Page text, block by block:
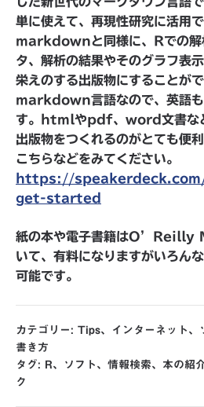
単に使えて、再現性研究に活用
markdownと同様に、Rでの解
タ、解析の結果やそのグラフ表
栄えのする出版物にすることが
markdown言語なので、英語も
す。htmlやpdf、word文書な
出版物をつくれるのがとても便
こちらなどをみてください。
https://
get-started
紙の本や電子書籍はO’Reilly
いて、有料になりますがいろん
可能です。
カテゴリー: Tips、 インターネット 、
書き方
タグ:
R、 ソフト 、 情報検索、 本の紹
ク